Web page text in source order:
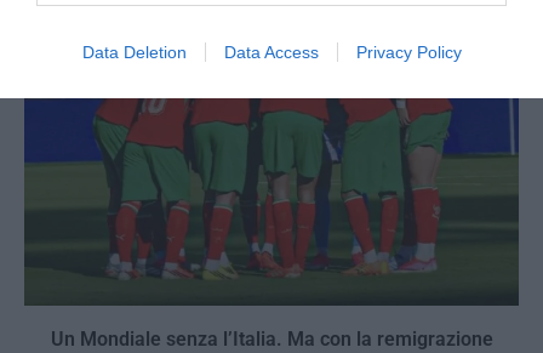
Data Deletion Data Access Privacy Policy
Un Mondiale senza l’Italia. Ma con la remigrazione